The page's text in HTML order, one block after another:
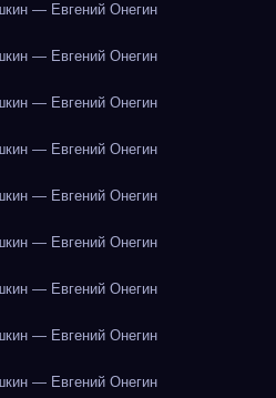
— Евгений Онегин
— Евгений Онегин
— Евгений Онегин
— Евгений Онегин
— Евгений Онегин
— Евгений Онегин
— Евгений Онегин
— Евгений Онегин
— Евгений Онегин